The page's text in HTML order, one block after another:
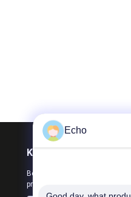
Kirimkan Kami
Beri tahu kami kebutuhan
produk terbaik dengan Anda.
Echo